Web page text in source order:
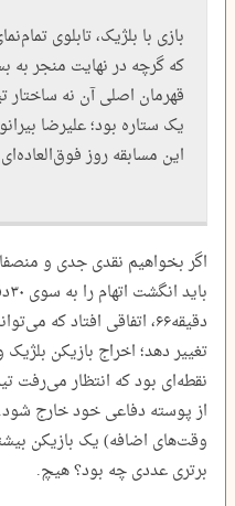
بازی با بلژیک، تابلوی
که گرچه در نهایت منجر به
قهرمان اصلی آن نه
یک ستاره بود؛ علیرضا
این مسابقه روز
اگر بخواهیم نقدی جدی و
دقیقه‌۶۶، اتفاقی افتاد
نقطه‌ای بود که انتظار می‌رفت
از پوسته دفاعی خود خارج
وقت‌های اضافه) یک بازیکن
برتری عددی چه بود؟ هیچ.